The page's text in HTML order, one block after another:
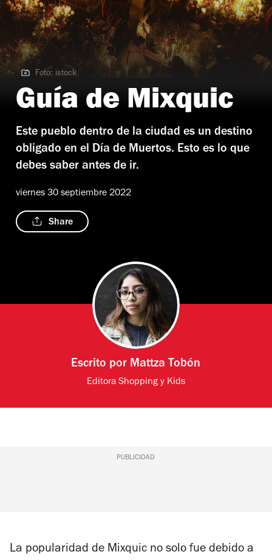
Foto: istock
Foto: istock
Guía de Mixquic
Este pueblo dentro de la ciudad es un destino
obligado en el Día de Muertos. Esto es lo que
debes saber antes de ir.
viernes 30 septiembre 2022
Share
Escrito por Mattza Tobón
Editora Shopping y Kids
PUBLICIDAD
La popularidad de Mixquic no solo fue debido a